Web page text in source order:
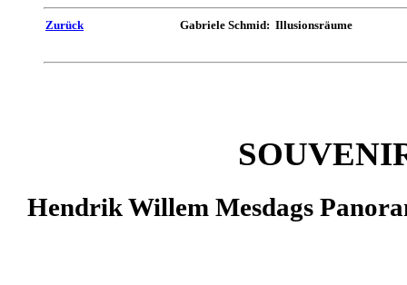
Zurück Gabriele Schmid: Illusionsräume
Hendrik Willem Mesdags